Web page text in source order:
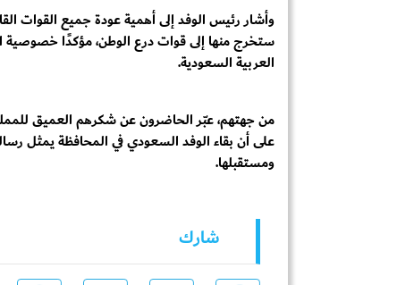
وأشار رئيس الوفد إلى أهمية عودة جميع القوات
ستخرج منها إلى قوات درع الوطن، مؤكدًا خصوصية
العربية السعودية.
من جهتهم، عبّر الحاضرون عن شكرهم العميق
على أن بقاء الوفد السعودي في المحافظة يمثل
ومستقبلها.
شارك